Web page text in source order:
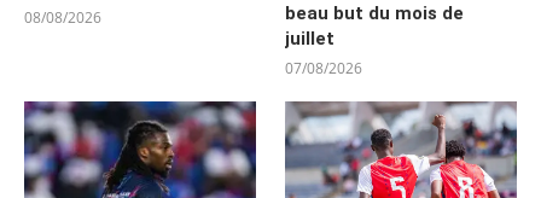
08/08/2026
beau but du mois de
juillet
07/08/2026